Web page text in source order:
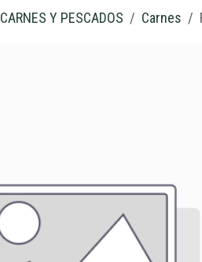
CARNES Y PESCADOS Carnes